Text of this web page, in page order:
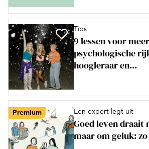
Tips
9 lessen voor meer
psychologische
hoogleraar en...
Premium Een expert legt uit
Goed leven draait
maar om geluk: